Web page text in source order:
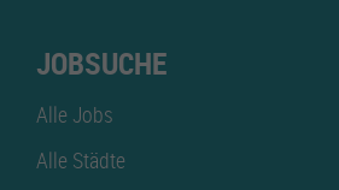
JOBSUCHE
Alle Jobs
Alle Städte